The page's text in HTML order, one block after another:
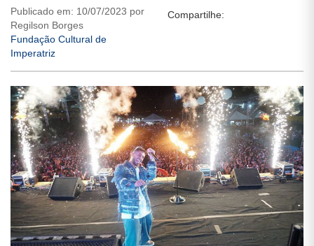
Publicado em: 10/07/2023 por
Regilson Borges
Fundação Cultural de
Imperatriz
Compartilhe: